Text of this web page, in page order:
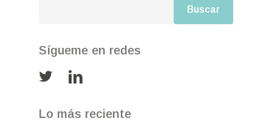
Buscar
Sígueme en redes
Lo más reciente